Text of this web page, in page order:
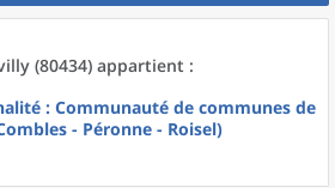
(80434) appartient :
: Communauté de communes de
- Péronne - Roisel)